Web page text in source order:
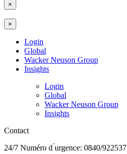
×
×
Login
Global
Wacker Neuson Group
Insights
Login
Global
Wacker Neuson Group
Insights
Contact
24/7 Numéro d ́urgence: 0840/922537